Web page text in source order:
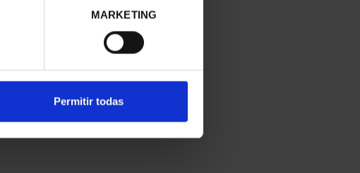
MARKETING
Permitir todas